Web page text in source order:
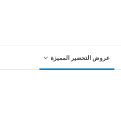
عروض التحضير المميزة